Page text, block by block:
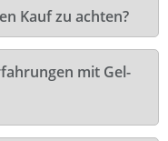
Kauf zu achten?
mit Gel-